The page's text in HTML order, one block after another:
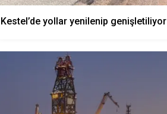
Kestel’de yollar yenilenip genişletiliyor